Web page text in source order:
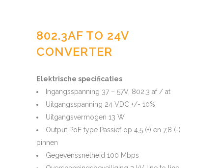
802.3AF TO 24V
CONVERTER
Elektrische specificaties
Ingangsspanning 37 – 57V, 802,3 af / at
Uitgangsspanning 24 VDC +/- 10%
Uitgangsvermogen 13 W
Output PoE type Passief op 4,5 (+) en 7,8 (-)
pinnen
Gegevenssnelheid 100 Mbps